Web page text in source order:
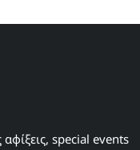
special events